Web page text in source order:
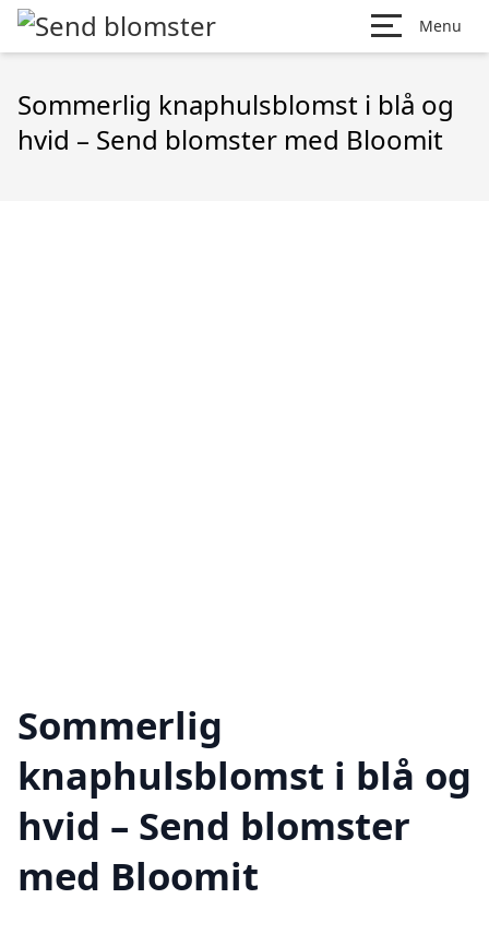
Menu
Sommerlig knaphulsblomst i blå og
hvid – Send blomster med Bloomit
Sommerlig
knaphulsblomst i blå og
hvid – Send blomster
med Bloomit